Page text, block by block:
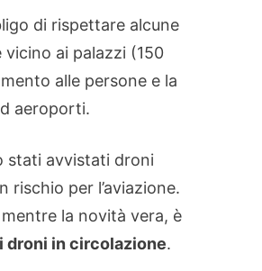
di rispettare alcune
ai palazzi (150
alle persone e la
aeroporti.
stati avvistati droni
per l’aviazione.
la novità vera, è
droni in circolazione.